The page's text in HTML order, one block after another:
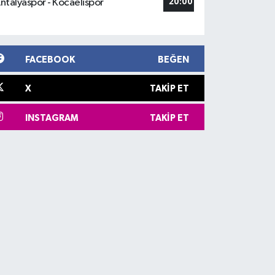
- Kocaelispor 20:00
FACEBOOK BEĞEN
X TAKIP ET
INSTAGRAM TAKIP ET